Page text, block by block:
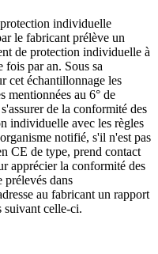
individuelle
le fabricant prélève un
de protection individuelle à
fois par an. Sous sa
cet échantillonnage les
mentionnées au 6° de
de la conformité des
individuelle avec les règles
notifié, s'il n'est pas
CE de type, prend contact
apprécier la conformité des
dans
au fabricant un rapport
suivant celle-ci.